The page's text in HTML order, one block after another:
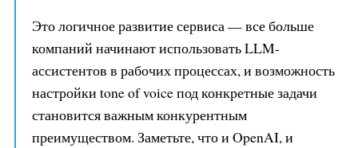
Это логичное развитие сервиса — все больше
компаний начинают использовать LLM-
ассистентов в рабочих процессах, и возможность
настройки tone of voice под конкретные задачи
становится важным конкурентным
преимуществом. Заметьте, что и OpenAI, и